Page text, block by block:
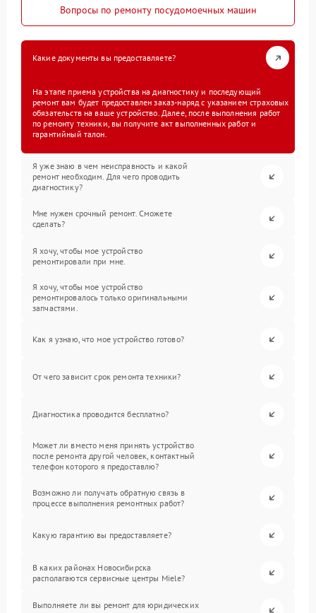
Вопросы по ремонту посудомоечных машин
Какие документы вы предоставляете?
На этапе приема устройства на диагностику и последующий
ремонт вам будет предоставлен заказ-наряд с указанием страховых
обязательств на ваше устройство. Далее, после выполнения работ
по ремонту техники, вы получите акт выполненных работ и
гарантийный талон.
Я уже знаю в чем неисправность и какой
ремонт необходим. Для чего проводить
диагностику?
Мне нужен срочный ремонт. Сможете
сделать?
Я хочу, чтобы мое устройство
ремонтировали при мне.
Я хочу, чтобы мое устройство
ремонтировалось только оригинальными
запчастями.
Как я узнаю, что мое устройство готово?
От чего зависит срок ремонта техники?
Диагностика проводится бесплатно?
Может ли вместо меня принять устройство
после ремонта другой человек, контактный
телефон которого я предоставлю?
Возможно ли получать обратную связь в
процессе выполнения ремонтных работ?
Какую гарантию вы предоставляете?
В каких районах Новосибирска
располагаются сервисные центры Miele?
Выполняете ли вы ремонт для юридических